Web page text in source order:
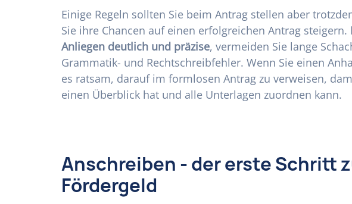
Einige Regeln sollten Sie beim Antrag stellen aber
Sie ihre Chancen auf einen erfolgreichen Antrag steigern.
Anliegen deutlich und präzise, vermeiden Sie lange
Grammatik- und Rechtschreibfehler. Wenn Sie einen
es ratsam, darauf im formlosen Antrag zu verweisen,
einen Überblick hat und alle Unterlagen zuordnen kann.
Anschreiben - der erste Schritt
Fördergeld